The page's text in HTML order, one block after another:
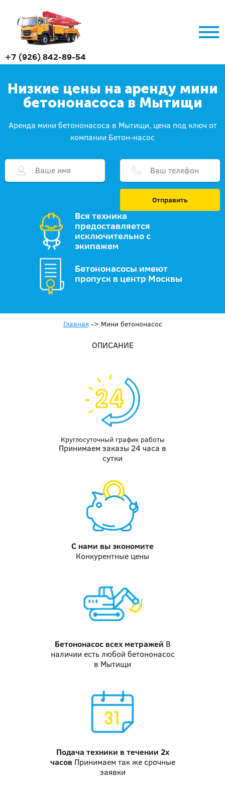
+7 (926) 842-89-54
Низкие цены на аренду мини
бетононасоса в Мытищи
Аренда мини бетононасоса в Мытищи, цена под ключ от
компании Бетон-насос
Отправить
Вся техника
предоставляется
исключительно с
экипажем
Бетононасосы имеют
пропуск в центр Москвы
Главная -> Мини бетононасос
ОПИСАНИЕ
Круглосуточный график работы
Принимаем заказы 24 часа в
сутки
С нами выэкономите
Конкурентные цены
Бетононасосвсех метражей В
наличии есть любой бетононасос
в Мытищи
Подача техники в течении 2х
часов Принимаем так же срочные
заявки